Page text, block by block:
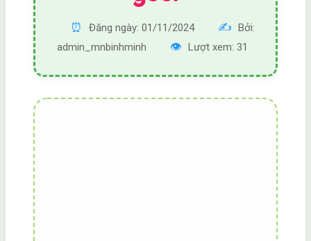
⏰ Đăng ngày: 01/11/2024 ✍️ Bởi:
admin_mnbinhminh
👁️ Lượt xem: 31